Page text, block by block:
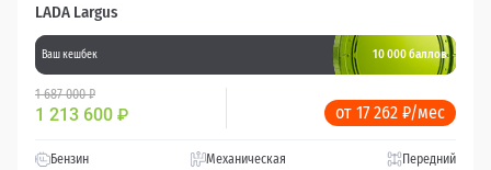
LADA Largus
Ваш кешбек 10 000 баллов
1 687 000 ₽
1 213 600 ₽ от 17 262 ₽/мес
Бензин Механическая Передний